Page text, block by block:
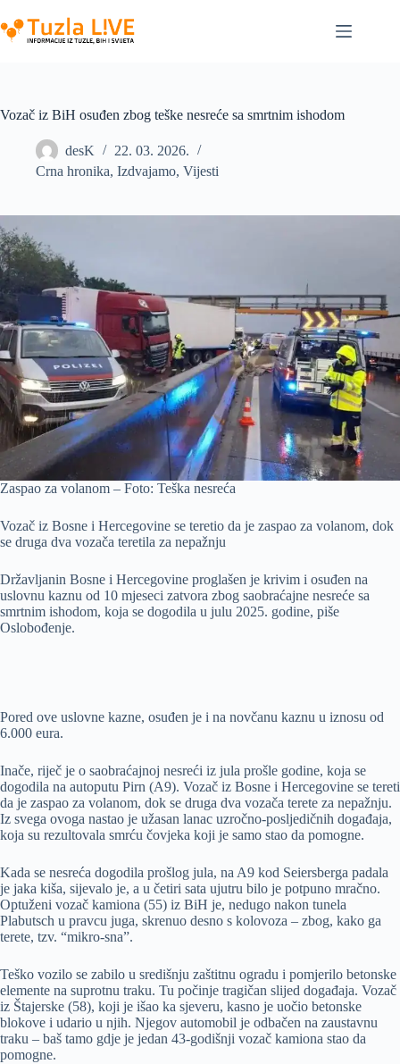
to
content
Vozač iz BiH osuđen zbog teške nesreće sa smrtnim ishodom
desK
22. 03. 2026.
Crna hronika, Izdvajamo, Vijesti
Zaspao za volanom – Foto: Teška nesreća
Vozač iz Bosne i Hercegovine se teretio da je zaspao za volanom, dok
se druga dva vozača teretila za nepažnju
Državljanin Bosne i Hercegovine proglašen je krivim i osuđen na
uslovnu kaznu od 10 mjeseci zatvora zbog saobraćajne nesreće sa
smrtnim ishodom, koja se dogodila u julu 2025. godine, piše
Oslobođenje.
Pored ove uslovne kazne, osuđen je i na novčanu kaznu u iznosu od
6.000 eura.
Inače, riječ je o saobraćajnoj nesreći iz jula prošle godine, koja se
dogodila na autoputu Pirn (A9). Vozač iz Bosne i Hercegovine se tereti
da je zaspao za volanom, dok se druga dva vozača terete za nepažnju.
Iz svega ovoga nastao je užasan lanac uzročno-posljedičnih događaja,
koja su rezultovala smrću čovjeka koji je samo stao da pomogne.
Kada se nesreća dogodila prošlog jula, na A9 kod Seiersberga padala
je jaka kiša, sijevalo je, a u četiri sata ujutru bilo je potpuno mračno.
Optuženi vozač kamiona (55) iz BiH je, nedugo nakon tunela
Plabutsch u pravcu juga, skrenuo desno s kolovoza – zbog, kako ga
terete, tzv. “mikro-sna”.
Teško vozilo se zabilo u središnju zaštitnu ogradu i pomjerilo betonske
elemente na suprotnu traku. Tu počinje tragičan slijed događaja. Vozač
iz Štajerske (58), koji je išao ka sjeveru, kasno je uočio betonske
blokove i udario u njih. Njegov automobil je odbačen na zaustavnu
traku – baš tamo gdje je jedan 43-godišnji vozač kamiona stao da
pomogne.